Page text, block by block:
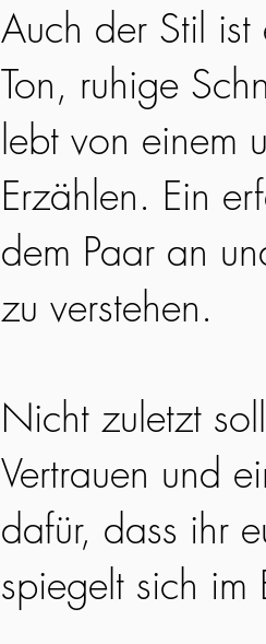
Auch der Stil
Ton, ruhige
lebt von einem
Erzählen. Ein
dem Paar an
zu verstehen.
Nicht zuletzt
Vertrauen und
dafür, dass ihr
spiegelt sich im